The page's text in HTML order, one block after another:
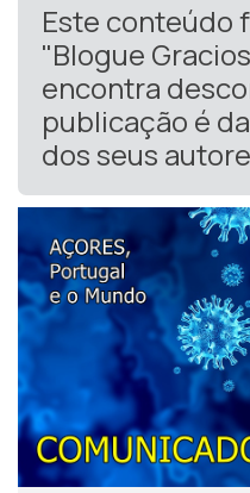
Este conteúdo
"Blogue
encontra
publicação é
dos seus